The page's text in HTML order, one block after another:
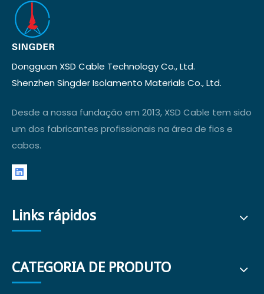
Dongguan XSD Cable Technology Co., Ltd.
Shenzhen Singder Isolamento Materials Co., Ltd.
Desde a nossa fundação em 2013, XSD Cable tem sido
um dos fabricantes profissionais na área de fios e
cabos.
Links rápidos
CATEGORIA DE PRODUTO